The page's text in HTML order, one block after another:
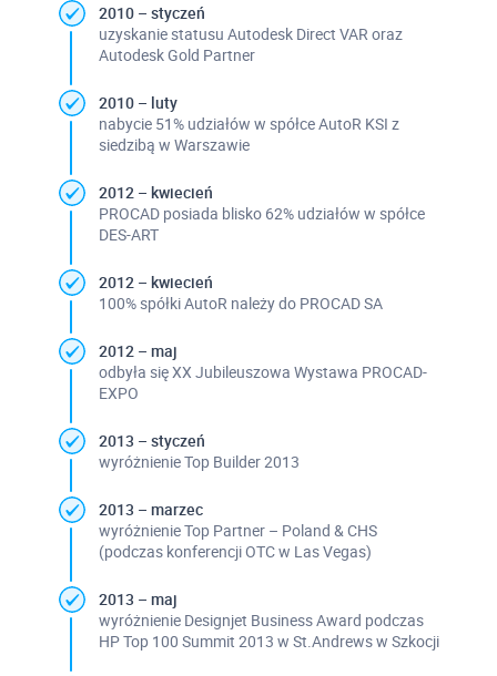
2010 – styczeń
uzyskanie statusu Autodesk Direct VAR oraz
Autodesk Gold Partner
2010 – luty
nabycie 51% udziałów w spółce AutoR KSI z
siedzibą w Warszawie
2012 – kwiecień
PROCAD posiada blisko 62% udziałów w spółce
DES-ART
2012 – kwiecień
100% spółki AutoR należy do PROCAD SA
2012 – maj
odbyła się XX Jubileuszowa Wystawa PROCAD-
EXPO
2013 – styczeń
wyróżnienie Top Builder 2013
2013 – marzec
wyróżnienie Top Partner – Poland & CHS
(podczas konferencji OTC w Las Vegas)
2013 – maj
wyróżnienie Designjet Business Award podczas
HP Top 100 Summit 2013 w St.Andrews w Szkocji